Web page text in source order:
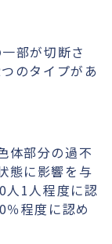
部が切断さ
のタイプがあ
体部分の過不
態に影響を与
人1人程度に認
程度に認め